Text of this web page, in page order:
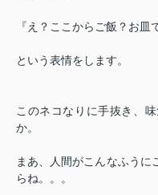
『え？ここからご飯？お皿
という表情をします。
このネコなりに手抜き、
か。
まあ、人間がこんなふうに
らね。。。